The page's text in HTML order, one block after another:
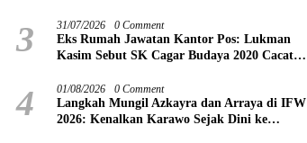
3 31/07/2026 0 Comment
Eks Rumah Jawatan Kantor Pos: Lukman
Kasim Sebut SK Cagar Budaya 2020 Cacat
4 01/08/2026 0 Comment
Langkah Mungil Azkayra dan Arraya di IFW
2026: Kenalkan Karawo Sejak Dini ke